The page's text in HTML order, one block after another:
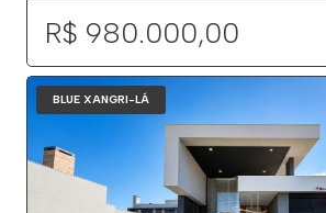
R$ 980.000,00
BLUE XANGRI-LÁ